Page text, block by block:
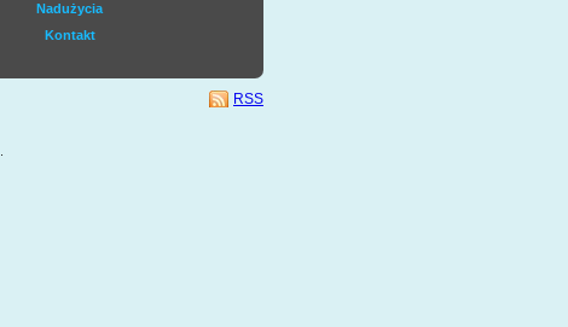
Nadużycia
Kontakt
RSS